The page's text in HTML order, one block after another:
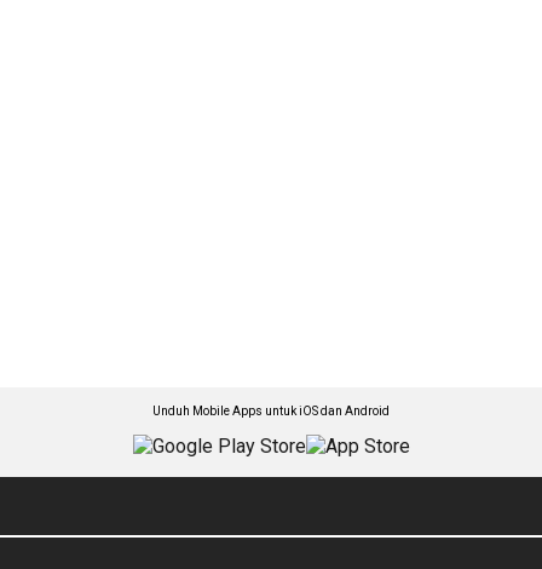
Unduh Mobile Apps untuk iOS dan Android